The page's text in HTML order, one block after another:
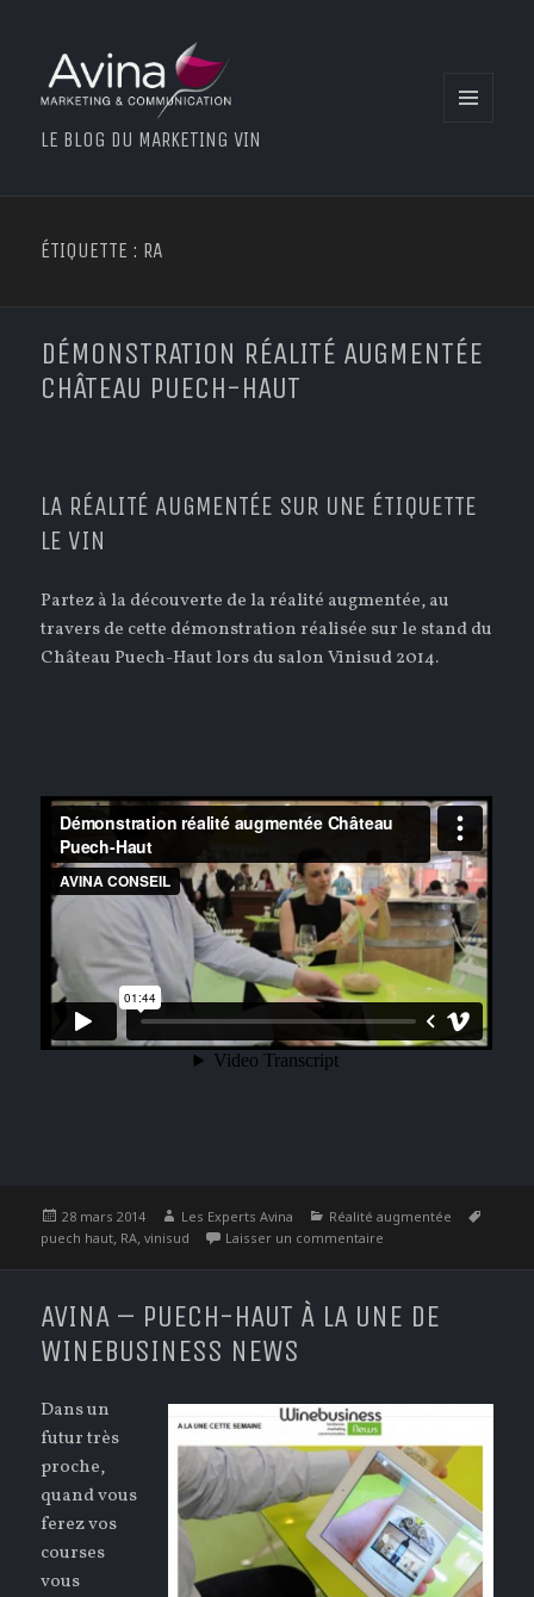
LE BLOG DU MARKETING VIN
ÉTIQUETTE : RA
DÉMONSTRATION RÉALITÉ AUGMENTÉE
CHÂTEAU PUECH-HAUT
LA RÉALITÉ AUGMENTÉE SUR UNE ÉTIQUETTE
LE VIN
Partez à la découverte de la réalité augmentée, au
travers de cette démonstration réalisée sur le stand du
Château Puech-Haut lors du salon Vinisud 2014.
Publié
le
28 mars 2014 Auteur
Les Experts Avina Catégories
Réalité augmentée
puech haut, RA,vinisud Laisser un commentaire
AVINA – PUECH-HAUT À LA UNE DE
WINEBUSINESS NEWS
Dans un
futur très
proche,
quand vous
ferez vos
courses
vous